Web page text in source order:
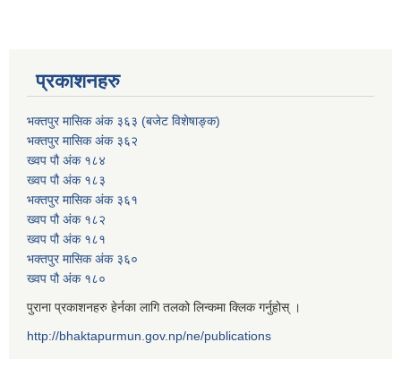
प्रकाशनहरु
भक्तपुर मासिक अंक ३६३ (बजेट विशेषाङ्क)
भक्तपुर मासिक अंक ३६२
ख्वप पौ अंक १८४
ख्वप पौ अंक १८३
भक्तपुर मासिक अंक ३६१
ख्वप पौ अंक १८२
ख्वप पौ अंक १८१
भक्तपुर मासिक अंक ३६०
ख्वप पौ अंक १८०
पुराना प्रकाशनहरु हेर्नका लागि तलको लिन्कमा क्लिक गर्नुहोस् ।
http://bhaktapurmun.gov.np/ne/publications